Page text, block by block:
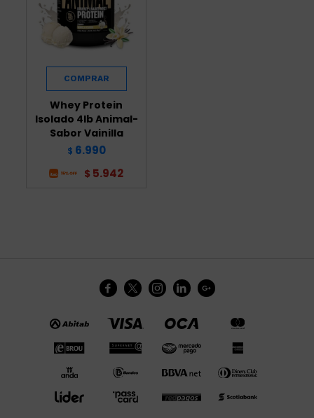
Whey Protein
Isolado 4lb Animal-
Sabor Vainilla
$ 6.990
$ 5.942
    